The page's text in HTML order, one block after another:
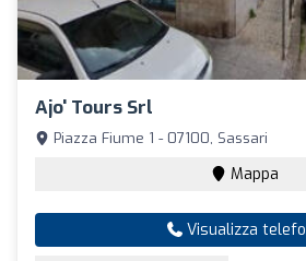
Ajo' Tours Srl
Piazza Fiume 1 - 07100, Sassari
Mappa
Visualizza